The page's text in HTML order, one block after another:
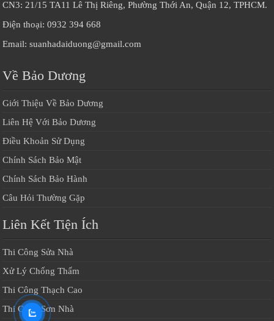
CN3: 21/15 TA11 Lê Thị Riêng, Phường Thới An, Quận 12, TPHCM.
Điện thoại: 0932 394 668
Email: suanhadaiduong@gmail.com
Về Bảo Dương
Giới Thiệu Về Bảo Dương
Liên Hệ Với Bảo Dương
Điều Khoản Sử Dụng
Chính Sách Bảo Mật
Chính Sách Bảo Hành
Câu Hỏi Thường Gặp
Liên Kết Tiện Ích
Thi Công Sửa Nhà
Xử Lý Chống Thấm
Thi Công Thạch Cao
Thi Công Sơn Nhà